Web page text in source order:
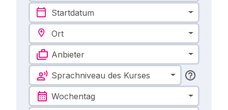
Startdatum
Ort
Anbieter
Sprachniveau des Kurses
Wochentag